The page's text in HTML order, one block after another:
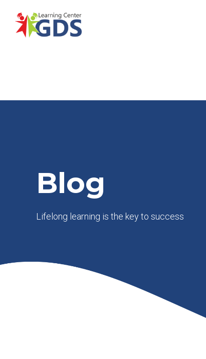
Blog
Lifelong learning is the key to success